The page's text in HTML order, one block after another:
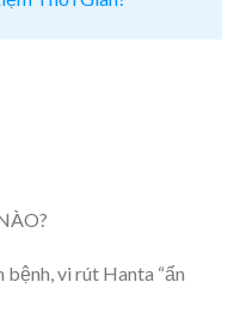
vi rút Hanta “ẩn